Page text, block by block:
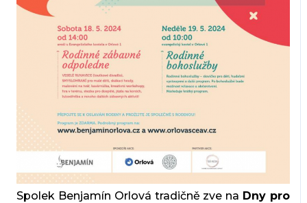
Spolek Benjamín Orlová tradičně zve na Dny pro